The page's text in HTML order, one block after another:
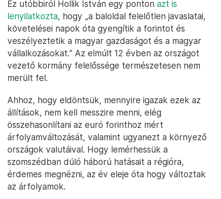
Ez utóbbiról Hollik István egy ponton azt is
lenyilatkozta, hogy „a baloldal felelőtlen javaslatai,
követelései napok óta gyengítik a forintot és
veszélyeztetik a magyar gazdaságot és a magyar
vállalkozásokat.” Az elmúlt 12 évben az országot
vezető kormány felelőssége természetesen nem
merült fel.
Ahhoz, hogy eldöntsük, mennyire igazak ezek az
állítások, nem kell messzire menni, elég
összehasonlítani az euró forinthoz mért
árfolyamváltozását, valamint ugyanezt a környező
országok valutáival. Hogy lemérhessük a
szomszédban dúló háború hatásait a régióra,
érdemes megnézni, az év eleje óta hogy változtak
az árfolyamok.